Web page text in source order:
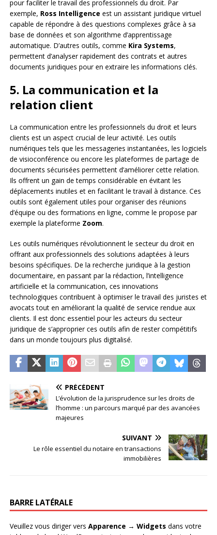
pour faciliter le travail des professionnels du droit. Par
exemple, Ross Intelligence est un assistant juridique virtuel
capable de répondre à des questions complexes grâce à sa
base de données et son algorithme d’apprentissage
automatique. D’autres outils, comme Kira Systems,
permettent d’analyser rapidement des contrats et autres
documents juridiques pour en extraire les informations clés.
5. La communication et la
relation client
La communication entre les professionnels du droit et leurs
clients est un aspect crucial de leur activité. Les outils
numériques tels que les messageries instantanées, les logiciels
de visioconférence ou encore les plateformes de partage de
documents sécurisées permettent d’améliorer cette relation.
Ils offrent un gain de temps considérable en évitant les
déplacements inutiles et en facilitant le travail à distance. Ces
outils sont également utiles pour organiser des réunions
d’équipe ou des formations en ligne, comme le propose par
exemple la plateforme Zoom.
Les outils numériques révolutionnent le secteur du droit en
offrant aux professionnels des solutions adaptées à leurs
besoins spécifiques. De la recherche juridique à la gestion
documentaire, en passant par la rédaction, l’intelligence
artificielle et la communication, ces innovations
technologiques contribuent à optimiser le travail des juristes et
avocats tout en améliorant la qualité de service rendue aux
clients. Il est donc essentiel pour les acteurs du secteur
juridique de s’approprier ces outils afin de rester compétitifs
dans un monde toujours plus digitalisé.
PRÉCÉDENT
L’évolution de la jurisprudence sur les droits de
l’homme : un parcours marqué par des avancées
majeures
SUIVANT
Le rôle essentiel du notaire en transactions
immobilières
BARRE LATÉRALE
Veuillez vous diriger vers Apparence → Widgets dans votre